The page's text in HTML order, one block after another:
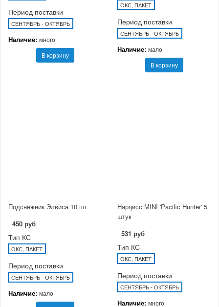
Период поставки
СЕНТЯБРЬ - ОКТЯБРЬ
Наличие: много
В корзину
ОКС, ПАКЕТ
Период поставки
СЕНТЯБРЬ - ОКТЯБРЬ
Наличие: мало
В корзину
Подснежник Элвиса 10 шт
450 руб
Тип КС
ОКС, ПАКЕТ
Период поставки
СЕНТЯБРЬ - ОКТЯБРЬ
Наличие: мало
Нарцисс MINI 'Pacific Hunter' 5
штук
531 руб
Тип КС
ОКС, ПАКЕТ
Период поставки
СЕНТЯБРЬ - ОКТЯБРЬ
Наличие: много